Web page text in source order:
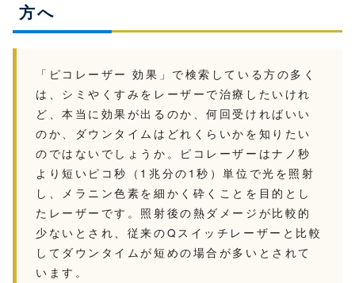
方へ
「ピコレーザー 効果」で検索している方の多く
は、シミやくすみをレーザーで治療したいけれ
ど、本当に効果が出るのか、何回受ければいい
のか、ダウンタイムはどれくらいかを知りたい
のではないでしょうか。ピコレーザーはナノ秒
より短いピコ秒（1兆分の1秒）単位で光を照射
し、メラニン色素を細かく砕くことを目的とし
たレーザーです。照射後の熱ダメージが比較的
少ないとされ、従来のQスイッチレーザーと比較
してダウンタイムが短めの場合が多いとされて
います。